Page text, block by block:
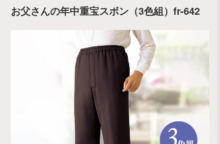
お父さんの年中重宝スボン（3色組）fr-642